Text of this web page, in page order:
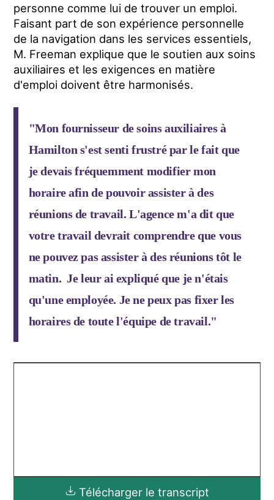
personne comme lui de trouver un emploi.
Faisant part de son expérience personnelle
de la navigation dans les services essentiels,
M. Freeman explique que le soutien aux soins
auxiliaires et les exigences en matière
d'emploi doivent être harmonisés.
"Mon fournisseur de soins auxiliaires à
Hamilton s'est senti frustré par le fait que
je devais fréquemment modifier mon
horaire afin de pouvoir assister à des
réunions de travail. L'agence m'a dit que
votre travail devrait comprendre que vous
ne pouvez pas assister à des réunions tôt le
matin. Je leur ai expliqué que je n'étais
qu'une employée. Je ne peux pas fixer les
horaires de toute l'équipe de travail."
Télécharger le transcript